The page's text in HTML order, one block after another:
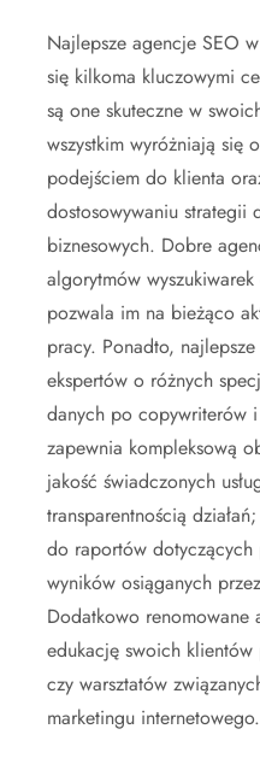
Najlepsze agencje SEO
się kilkoma kluczowymi
są one skuteczne w
wszystkim wyróżniają się
podejściem do klienta
dostosowywaniu
biznesowych. Dobre
algorytmów
pozwala im na bieżąco
pracy. Ponadto, najlepsze
ekspertów o różnych
danych po copywriterów
zapewnia kompleksową
jakość świadczonych
transparentnością
do raportów
wyników osiąganych
Dodatkowo renomowane
edukację swoich
czy warsztatów
marketingu internetowego.